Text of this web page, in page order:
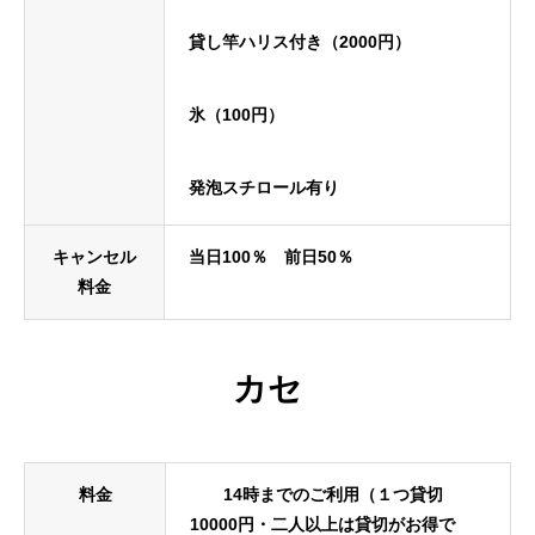
貸し竿ハリス付き（2000円）
氷（100円）
発泡スチロール有り
キャンセル
料金
当日100％ 前日50％
カセ
料金
14時までのご利用（１つ貸切
10000円・二人以上は貸切がお得で